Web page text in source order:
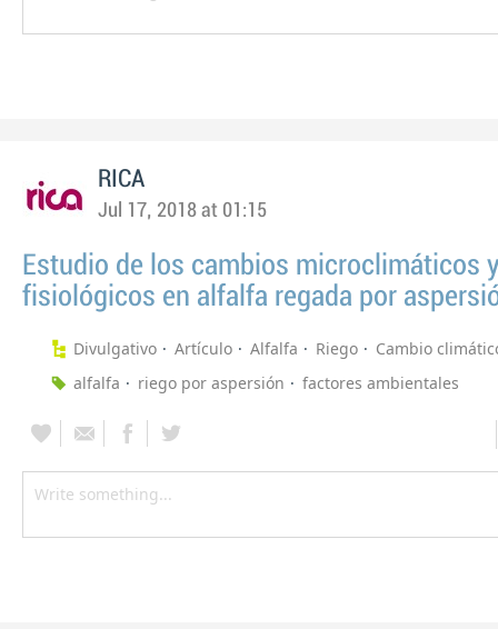
RICA
Jul 17, 2018 at 01:15
Estudio de los cambios microclimáticos
fisiológicos en alfalfa regada por
Divulgativo Artículo Alfalfa Riego
Cambio
alfalfa
riego por aspersión factores ambientales